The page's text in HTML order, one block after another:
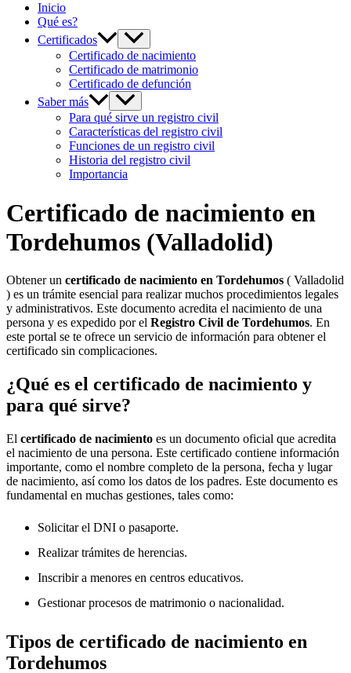
Inicio
Qué es?
Certificados
Certificado de nacimiento
Certificado de matrimonio
Certificado de defunción
Saber más
Para qué sirve un registro civil
Características del registro civil
Funciones de un registro civil
Historia del registro civil
Importancia
Certificado de nacimiento en
Tordehumos (Valladolid)
Obtener un certificado de nacimiento en Tordehumos ( Valladolid
) es un trámite esencial para realizar muchos procedimientos legales
y administrativos. Este documento acredita el nacimiento de una
persona y es expedido por el Registro Civil de Tordehumos. En
este portal se te ofrece un servicio de información para obtener el
certificado sin complicaciones.
¿Qué es el certificado de nacimiento y
para qué sirve?
El certificado de nacimiento es un documento oficial que acredita
el nacimiento de una persona. Este certificado contiene información
importante, como el nombre completo de la persona, fecha y lugar
de nacimiento, así como los datos de los padres. Este documento es
fundamental en muchas gestiones, tales como:
Solicitar el DNI o pasaporte.
Realizar trámites de herencias.
Inscribir a menores en centros educativos.
Gestionar procesos de matrimonio o nacionalidad.
Tipos de certificado de nacimiento en
Tordehumos